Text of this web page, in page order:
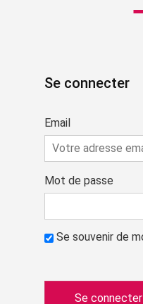
Se connecter
Email
Mot de passe
Se souvenir de